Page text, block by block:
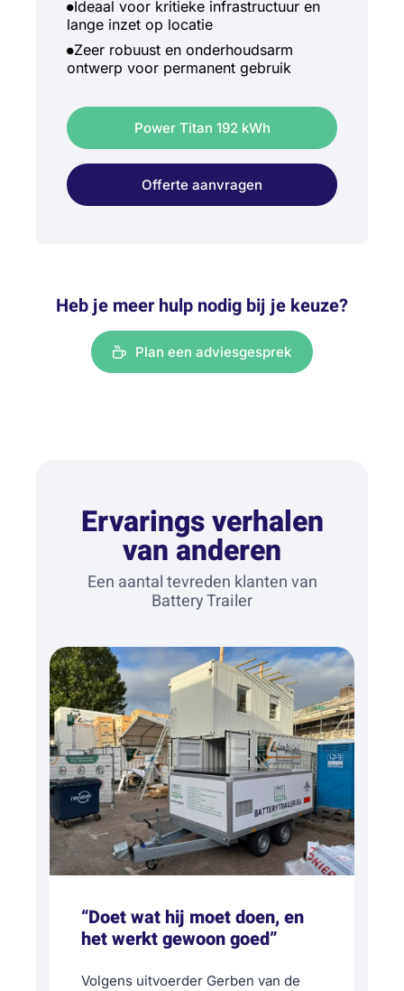
Ideaal voor kritieke infrastructuur en
lange inzet op locatie
Zeer robuust en onderhoudsarm
ontwerp voor permanent gebruik
Power Titan 192 kWh
Offerte aanvragen
Heb je meer hulp nodig bij je keuze?
Plan een adviesgesprek
Ervarings verhalen
van anderen
Een aantal tevreden klanten van
Battery Trailer
“Doet wat hij moet doen, en
het werkt gewoon goed”
Volgens uitvoerder Gerben van de